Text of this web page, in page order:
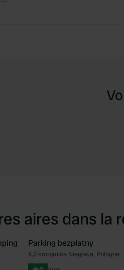
aires dans la
Préféré
Parking bezpłatny
4,2 km•gmina Niegowa, Pologne